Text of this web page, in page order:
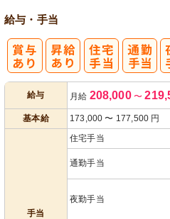
給与・手当
給与 月給 208,000 〜
基本給 173,000 〜 177,500 円
手当
住宅手当
通勤手当
夜勤手当